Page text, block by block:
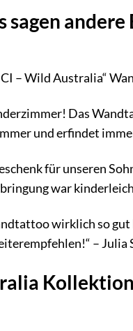
sagen
– Wild Australia“
Das
und erfindet
für unseren
war
wirklich so
– Julia